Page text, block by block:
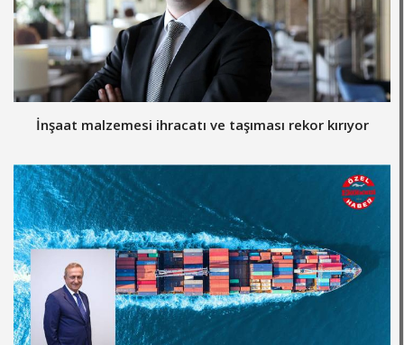
İnşaat malzemesi ihracatı ve taşıması rekor kırıyor